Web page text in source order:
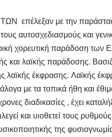
επέλεξαν με την
αυτοσχεδιασμούς και
χορευτική παράδοση των
και λαϊκής παράδοσης.
λαϊκής έκφρασης. Λαϊκής
με τα τοπικά ήθη και
διαδικασίες , έχει
και υιοθετεί τους
της